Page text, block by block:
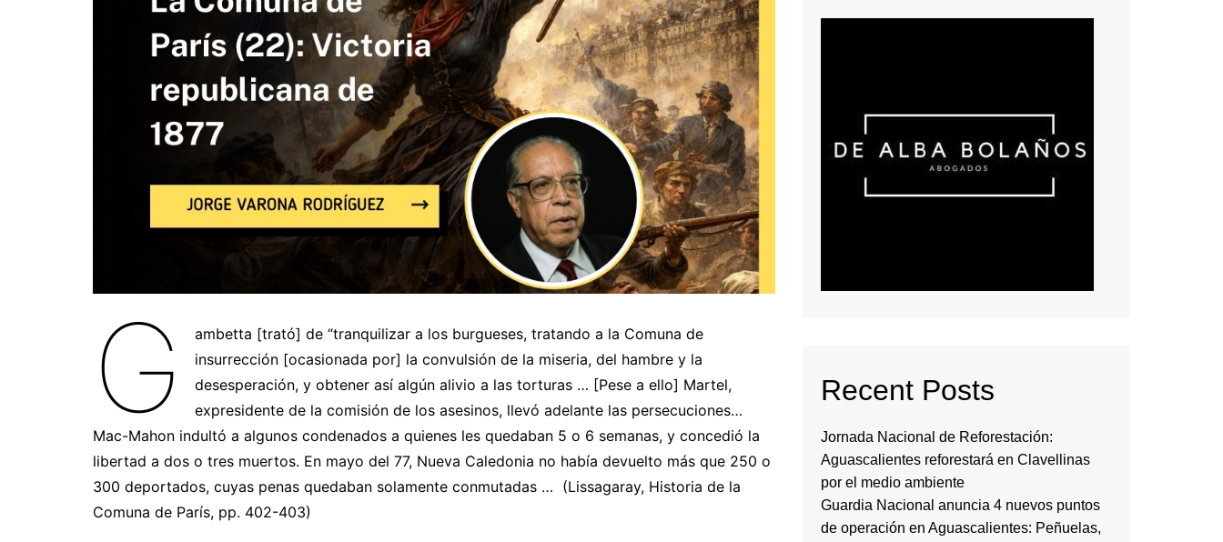
G
ambetta [trató] de “tranquilizar a los burgueses, tratando a la Comuna de
insurrección [ocasionada por] la convulsión de la miseria, del hambre y la
desesperación, y obtener así algún alivio a las torturas … [Pese a ello] Martel,
expresidente de la comisión de los asesinos, llevó adelante las persecuciones…
Mac-Mahon indultó a algunos condenados a quienes les quedaban 5 o 6 semanas, y concedió la
libertad a dos o tres muertos. En mayo del 77, Nueva Caledonia no había devuelto más que 250 o
300 deportados, cuyas penas quedaban solamente conmutadas … (Lissagaray, Historia de la
Comuna de París, pp. 402-403)
Recent Posts
Jornada Nacional de Reforestación:
Aguascalientes reforestará en Clavellinas
por el medio ambiente
Guardia Nacional anuncia 4 nuevos puntos
de operación en Aguascalientes: Peñuelas,